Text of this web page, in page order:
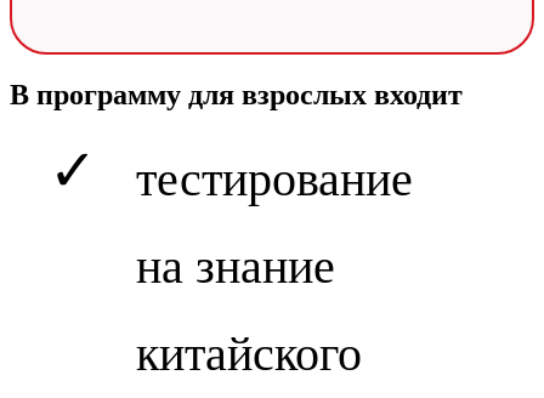
В программу для взрослых входит
✓
тестирование
на знание
китайского